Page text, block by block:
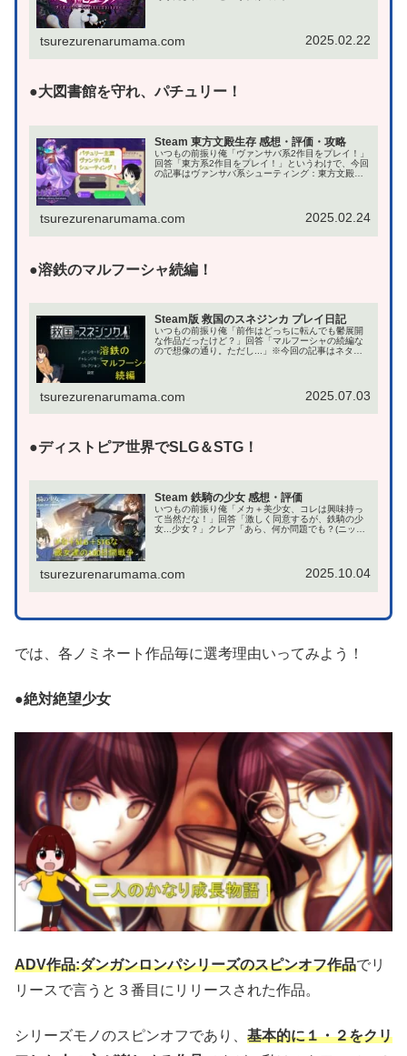
tsurezurenarumama.com 2025.02.22
●大図書館を守れ、パチュリー！
Steam 東方文殿生存 感想・評価・攻略
いつもの前振り俺「ヴァンサバ系2作目をプレイ！」
回答「東方系2作目をプレイ！」というわけで、今回
の記事はヴァンサバ系シューティング：東方文殿生
tsurezurenarumama.com 2025.02.24
●溶鉄のマルフーシャ続編！
Steam版 救国のスネジンカ プレイ日記
いつもの前振り俺「前作はどっちに転んでも鬱展開
な作品だったけど？」回答「マルフーシャの続編な
ので想像の通り。ただし...」※今回の記事はネタバ
tsurezurenarumama.com 2025.07.03
●ディストピア世界でSLG＆STG！
Steam 鉄騎の少女 感想・評価
いつもの前振り俺「メカ＋美少女、コレは興味持っ
て当然だな！」回答「激しく同意するが、鉄騎の少
女...少女？」クレア「あら、何か問題でも？(ニッコ
tsurezurenarumama.com 2025.10.04
では、各ノミネート作品毎に選考理由いってみよう！
●絶対絶望少女
ADV作品:ダンガンロンパシリーズのスピンオフ作品でリ
リースで言うと３番目にリリースされた作品。
シリーズモノのスピンオフであり、 基本的に１・２をクリ